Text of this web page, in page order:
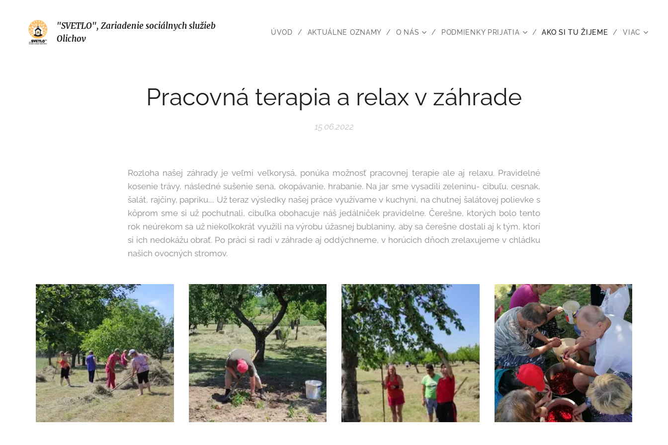
"SVETLO", Zariadenie sociálnych služieb
Olichov
ÚVOD AKTUÁLNE OZNAMY O NÁS PODMIENKY PRIJATIA AKO SI TU ŽIJEME VIAC
Pracovná terapia a relax v záhrade
15.06.2022
Rozloha našej záhrady je veľmi veľkorysá, ponúka možnosť pracovnej terapie ale aj relaxu. Pravidelné
kosenie trávy, následné sušenie sena, okopávanie, hrabanie. Na jar sme vysadili zeleninu- cibuľu, cesnak,
šalát, rajčiny, papriku.... Už teraz výsledky našej práce využívame v kuchyni, na chutnej šalátovej polievke s
kôprom sme si už pochutnali, cibuľka obohacuje náš jedálniček pravidelne. Čerešne, ktorých bolo tento
rok neúrekom sa už niekoľkokrát využili na výrobu úžasnej bublaniny, aby sa čerešne dostali aj k tým, ktorí
si ich nedokážu obrať. Po práci si radi v záhrade aj oddýchneme, v horúcich dňoch zrelaxujeme v chládku
našich ovocných stromov.